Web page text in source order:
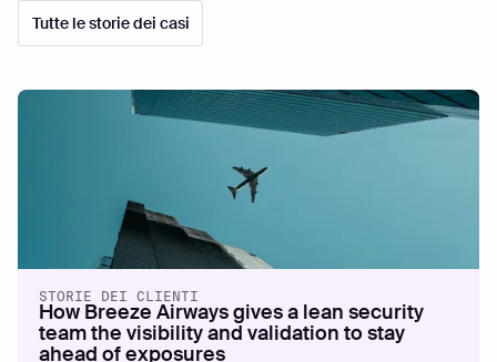
Tutte le storie dei casi
STORIE DEI CLIENTI
How Breeze Airways gives a lean security
team the visibility and validation to stay
ahead of exposures